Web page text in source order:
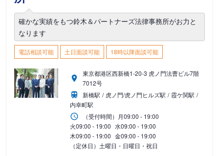
確かな実績をもつ鈴木＆パートナーズ法律事務所がお力と
なります
電話相談可能 土日面談可能 18時以降面談可能
東京都港区西新橋1-20-3 虎ノ門法曹ビル7階
7012号
新橋駅
虎ノ門/虎ノ門ヒルズ駅
霞ケ関駅
内幸町駅
（受付時間） 月09:00 - 19:00
火09:00 - 19:00 水09:00 - 19:00
木09:00 - 19:00 金09:00 - 19:00
（定休日）土曜日・日曜日・祝日